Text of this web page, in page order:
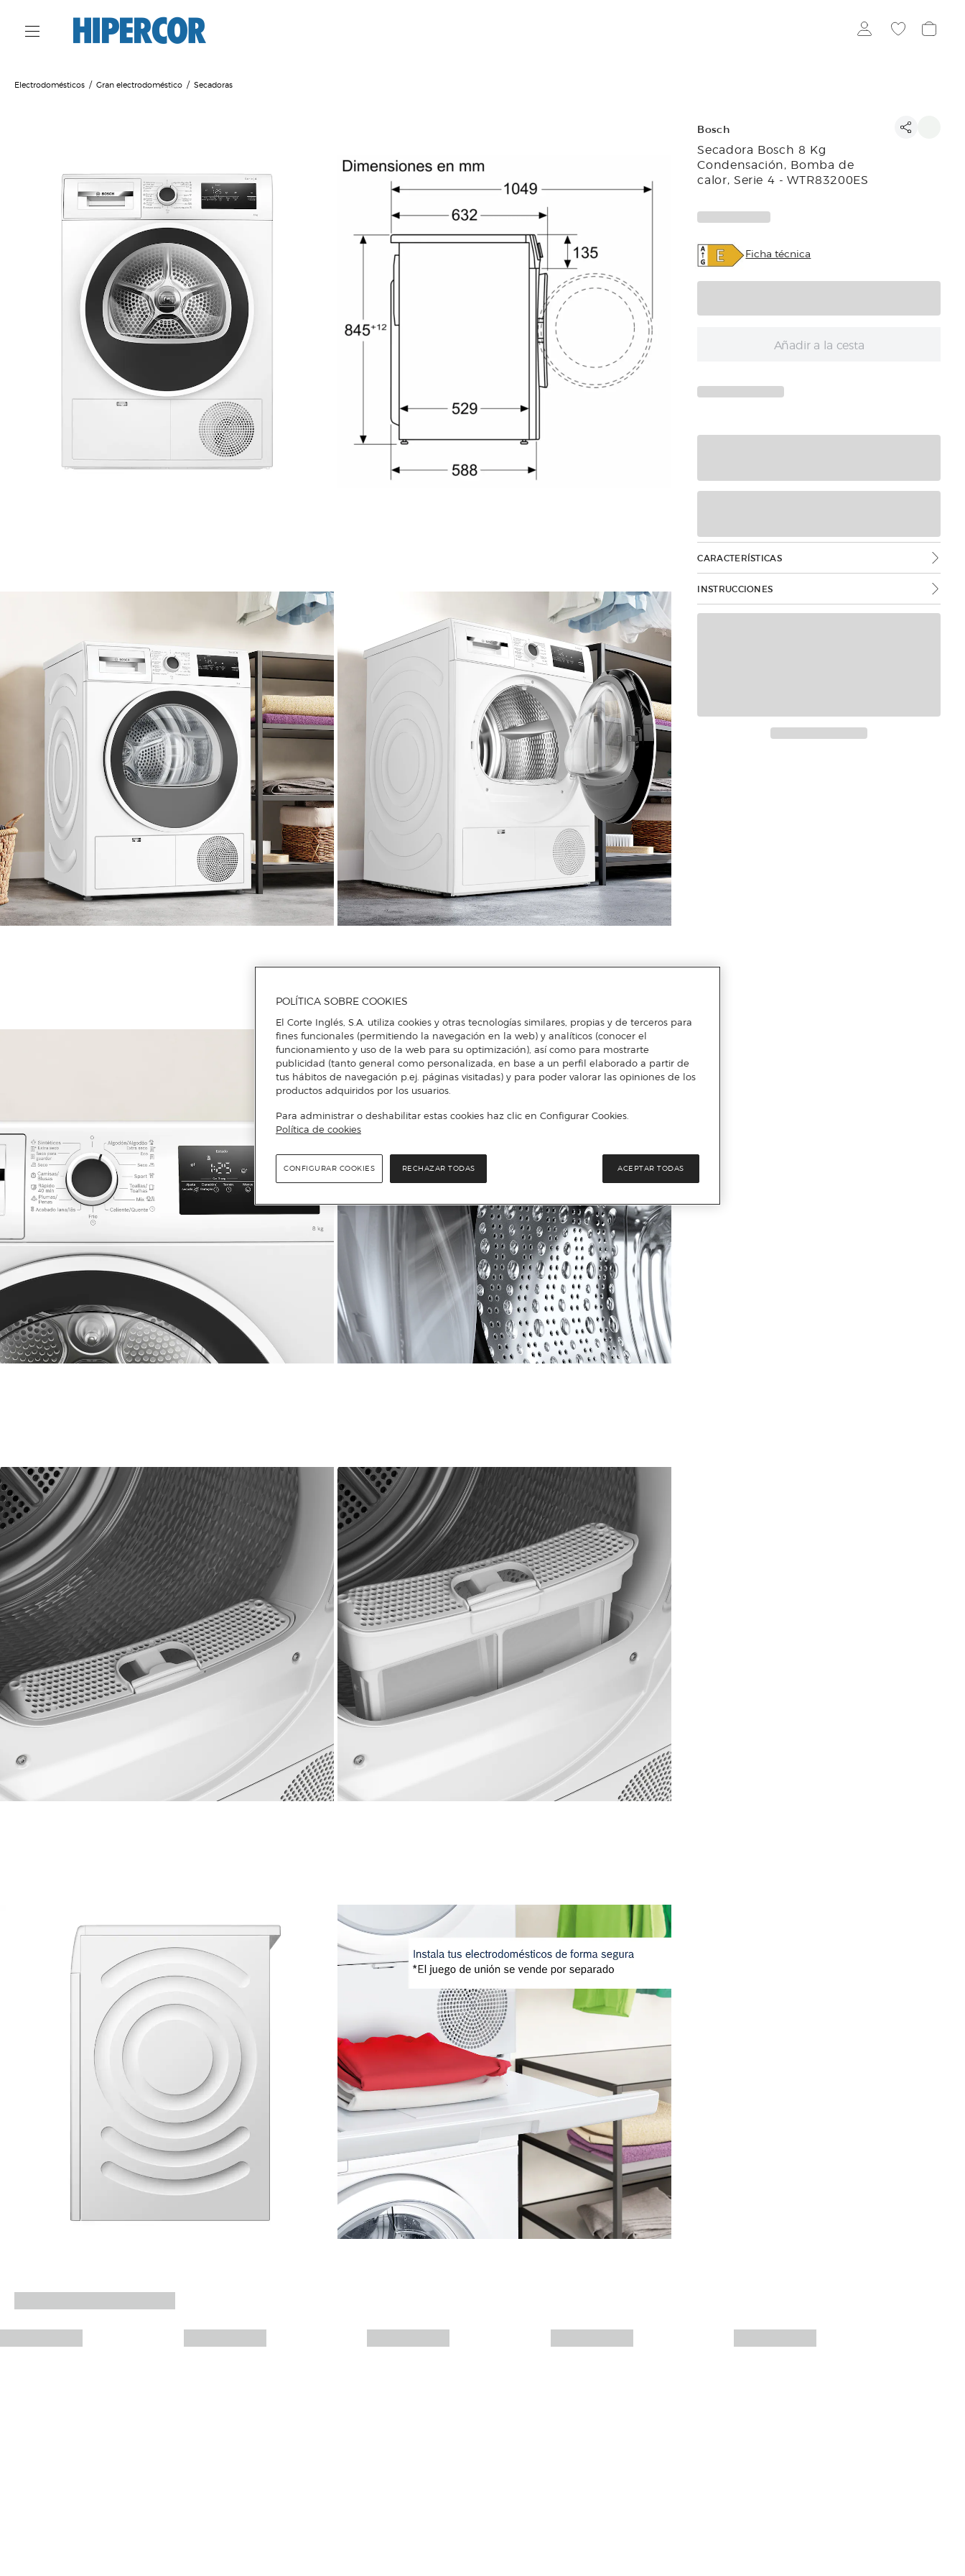
Electrodomésticos Gran electrodoméstico Secadoras
Bosch
Secadora Bosch 8 Kg
Condensación, Bomba de
calor, Serie 4 - WTR83200ES
Ficha técnica
Añadir a la cesta
CARACTERÍSTICAS
INSTRUCCIONES
Más info
POLÍTICA SOBRE COOKIES
El Corte Inglés, S.A. utiliza cookies y otras tecnologías similares, propias y de terceros para
fines funcionales (permitiendo la navegación en la web) y analíticos (conocer el
funcionamiento y uso de la web para su optimización), así como para mostrarte
publicidad (tanto general como personalizada, en base a un perfil elaborado a partir de
tus hábitos de navegación p.ej. páginas visitadas) y para poder valorar las opiniones de los
productos adquiridos por los usuarios.
Para administrar o deshabilitar estas cookies haz clic en Configurar Cookies.
Política de cookies
RECHAZAR TODAS ACEPTAR TODAS
CONFIGURAR COOKIES